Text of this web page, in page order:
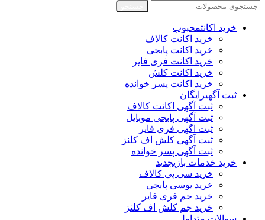
خرید اکانتمحبوب
خرید اکانت کالاف
خرید اکانت پابجی
خرید اکانت فری فایر
خرید اکانت کلش
خرید اکانت پسر خوانده
ثبت آگهیرایگان
ثبت آگهی اکانت کالاف
ثبت آگهی پابجی موبایل
ثبت اگهی فری فایر
ثبت آگهی کلش اف کلنز
ثبت آگهی پسر خوانده
خرید خدمات بازیجدید
خرید سی پی کالاف
خرید یوسی پابجی
خرید جم فری فایر
خرید جم کلش اف کلنز